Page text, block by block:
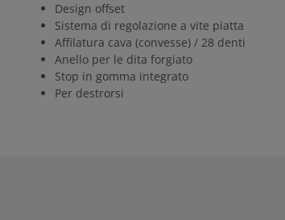
Design offset
Sistema di regolazione a vite piatta
Affilatura cava (convesse) / 28 denti
Anello per le dita forgiato
Stop in gomma integrato
Per destrorsi